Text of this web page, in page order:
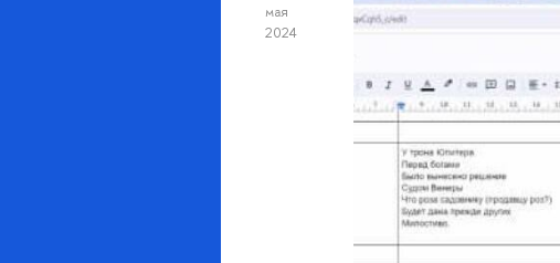
мая
2024